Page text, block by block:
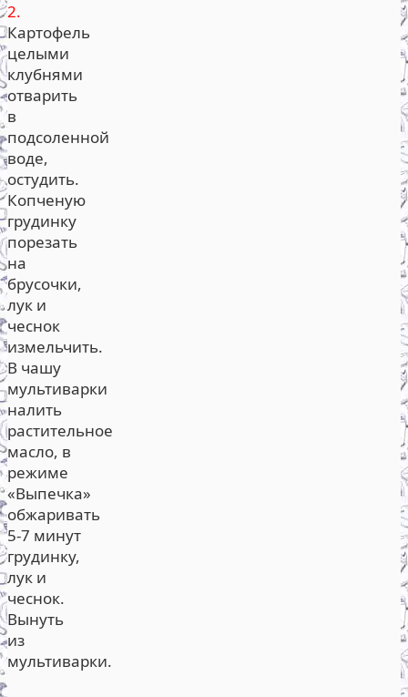
2.
Картофель
целыми
клубнями
отварить
в
подсоленной
воде,
остудить.
Копченую
грудинку
порезать
на
брусочки,
лук и
чеснок
измельчить.
В чашу
мультиварки
налить
растительное
масло, в
режиме
«Выпечка»
обжаривать
5-7 минут
грудинку,
лук и
чеснок.
Вынуть
из
мультиварки.